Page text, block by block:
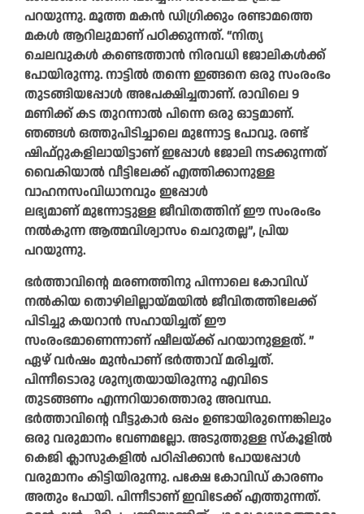
പറയുന്നു. മൂത്ത മകന്‍ ഡിഗ്രിക്കും രണ്ടാമത്തെ
മകള്‍ ആറിലുമാണ് പഠിക്കുന്നത്. “നിത്യ
ചെലവുകള്‍ കണ്ടെത്താന്‍ നിരവധി ജോലികള്‍ക്ക്
പോയിരുന്നു. നാട്ടില്‍ തന്നെ ഇങ്ങനെ ഒരു സംരംഭം
തുടങ്ങിയപ്പോള്‍ അപേക്ഷിച്ചതാണ്. രാവിലെ 9
മണിക്ക് കട തുറന്നാല്‍ പിന്നെ ഒരു ഓട്ടമാണ്.
ഞങ്ങള്‍ ഒത്തുപിടിച്ചാലെ മുന്നോട്ട പോവു. രണ്ട്
ഷിഫ്റ്റുകളിലായിട്ടാണ് ഇപ്പോള്‍ ജോലി നടക്കുന്നത്
വൈകിയാല്‍ വീട്ടിലേക്ക് എത്തിക്കാനുള്ള
വാഹനസംവിധാനവും ഇപ്പോള്‍
ലഭ്യമാണ്‌ മുന്നോട്ടുള്ള ജീവിതത്തിന് ഈ സംരംഭം
നല്‍കുന്ന ആത്മവിശ്വാസം ചെറുതല്ല”, പ്രിയ
പറയുന്നു.
ഭർത്താവിന്റെ മരണത്തിനു പിന്നാലെ കോവിഡ്
നൽകിയ തൊഴിലില്ലായ്മയിൽ ജീവിതത്തിലേക്ക്
പിടിച്ചു കയറാൻ സഹായിച്ചത് ഈ
സംരംഭമാണെന്നാണ് ഷീലയ്ക്ക് പറയാനുള്ളത്. ”
ഏഴ് വര്‍ഷം മുന്‍പാണ് ഭര്‍ത്താവ് മരിച്ചത്.
പിന്നീടൊരു ശുന്യതയായിരുന്നു എവിടെ
തുടങ്ങണം എന്നറിയാത്തൊരു അവസ്ഥ.
ഭര്‍ത്താവിന്റെ വീട്ടുകാര്‍ ഒപ്പം ഉണ്ടായിരുന്നെങ്കിലും
ഒരു വരുമാനം വേണമല്ലോ. അടുത്തുള്ള സ്‌കൂളില്‍
കെജി ക്ലാസുകളില്‍ പഠിപ്പിക്കാന്‍ പോയപ്പോള്‍
വരുമാനം കിട്ടിയിരുന്നു. പക്ഷേ കോവിഡ് കാരണം
അതും പോയി. പിന്നീടാണ് ഇവിടേക്ക് എത്തുന്നത്.